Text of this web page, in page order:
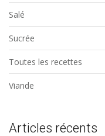
Salé
Sucrée
Toutes les recettes
Viande
Articles récents